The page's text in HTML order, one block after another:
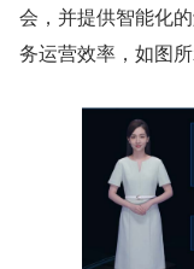
会，并提供智能化
务运营效率，如图所